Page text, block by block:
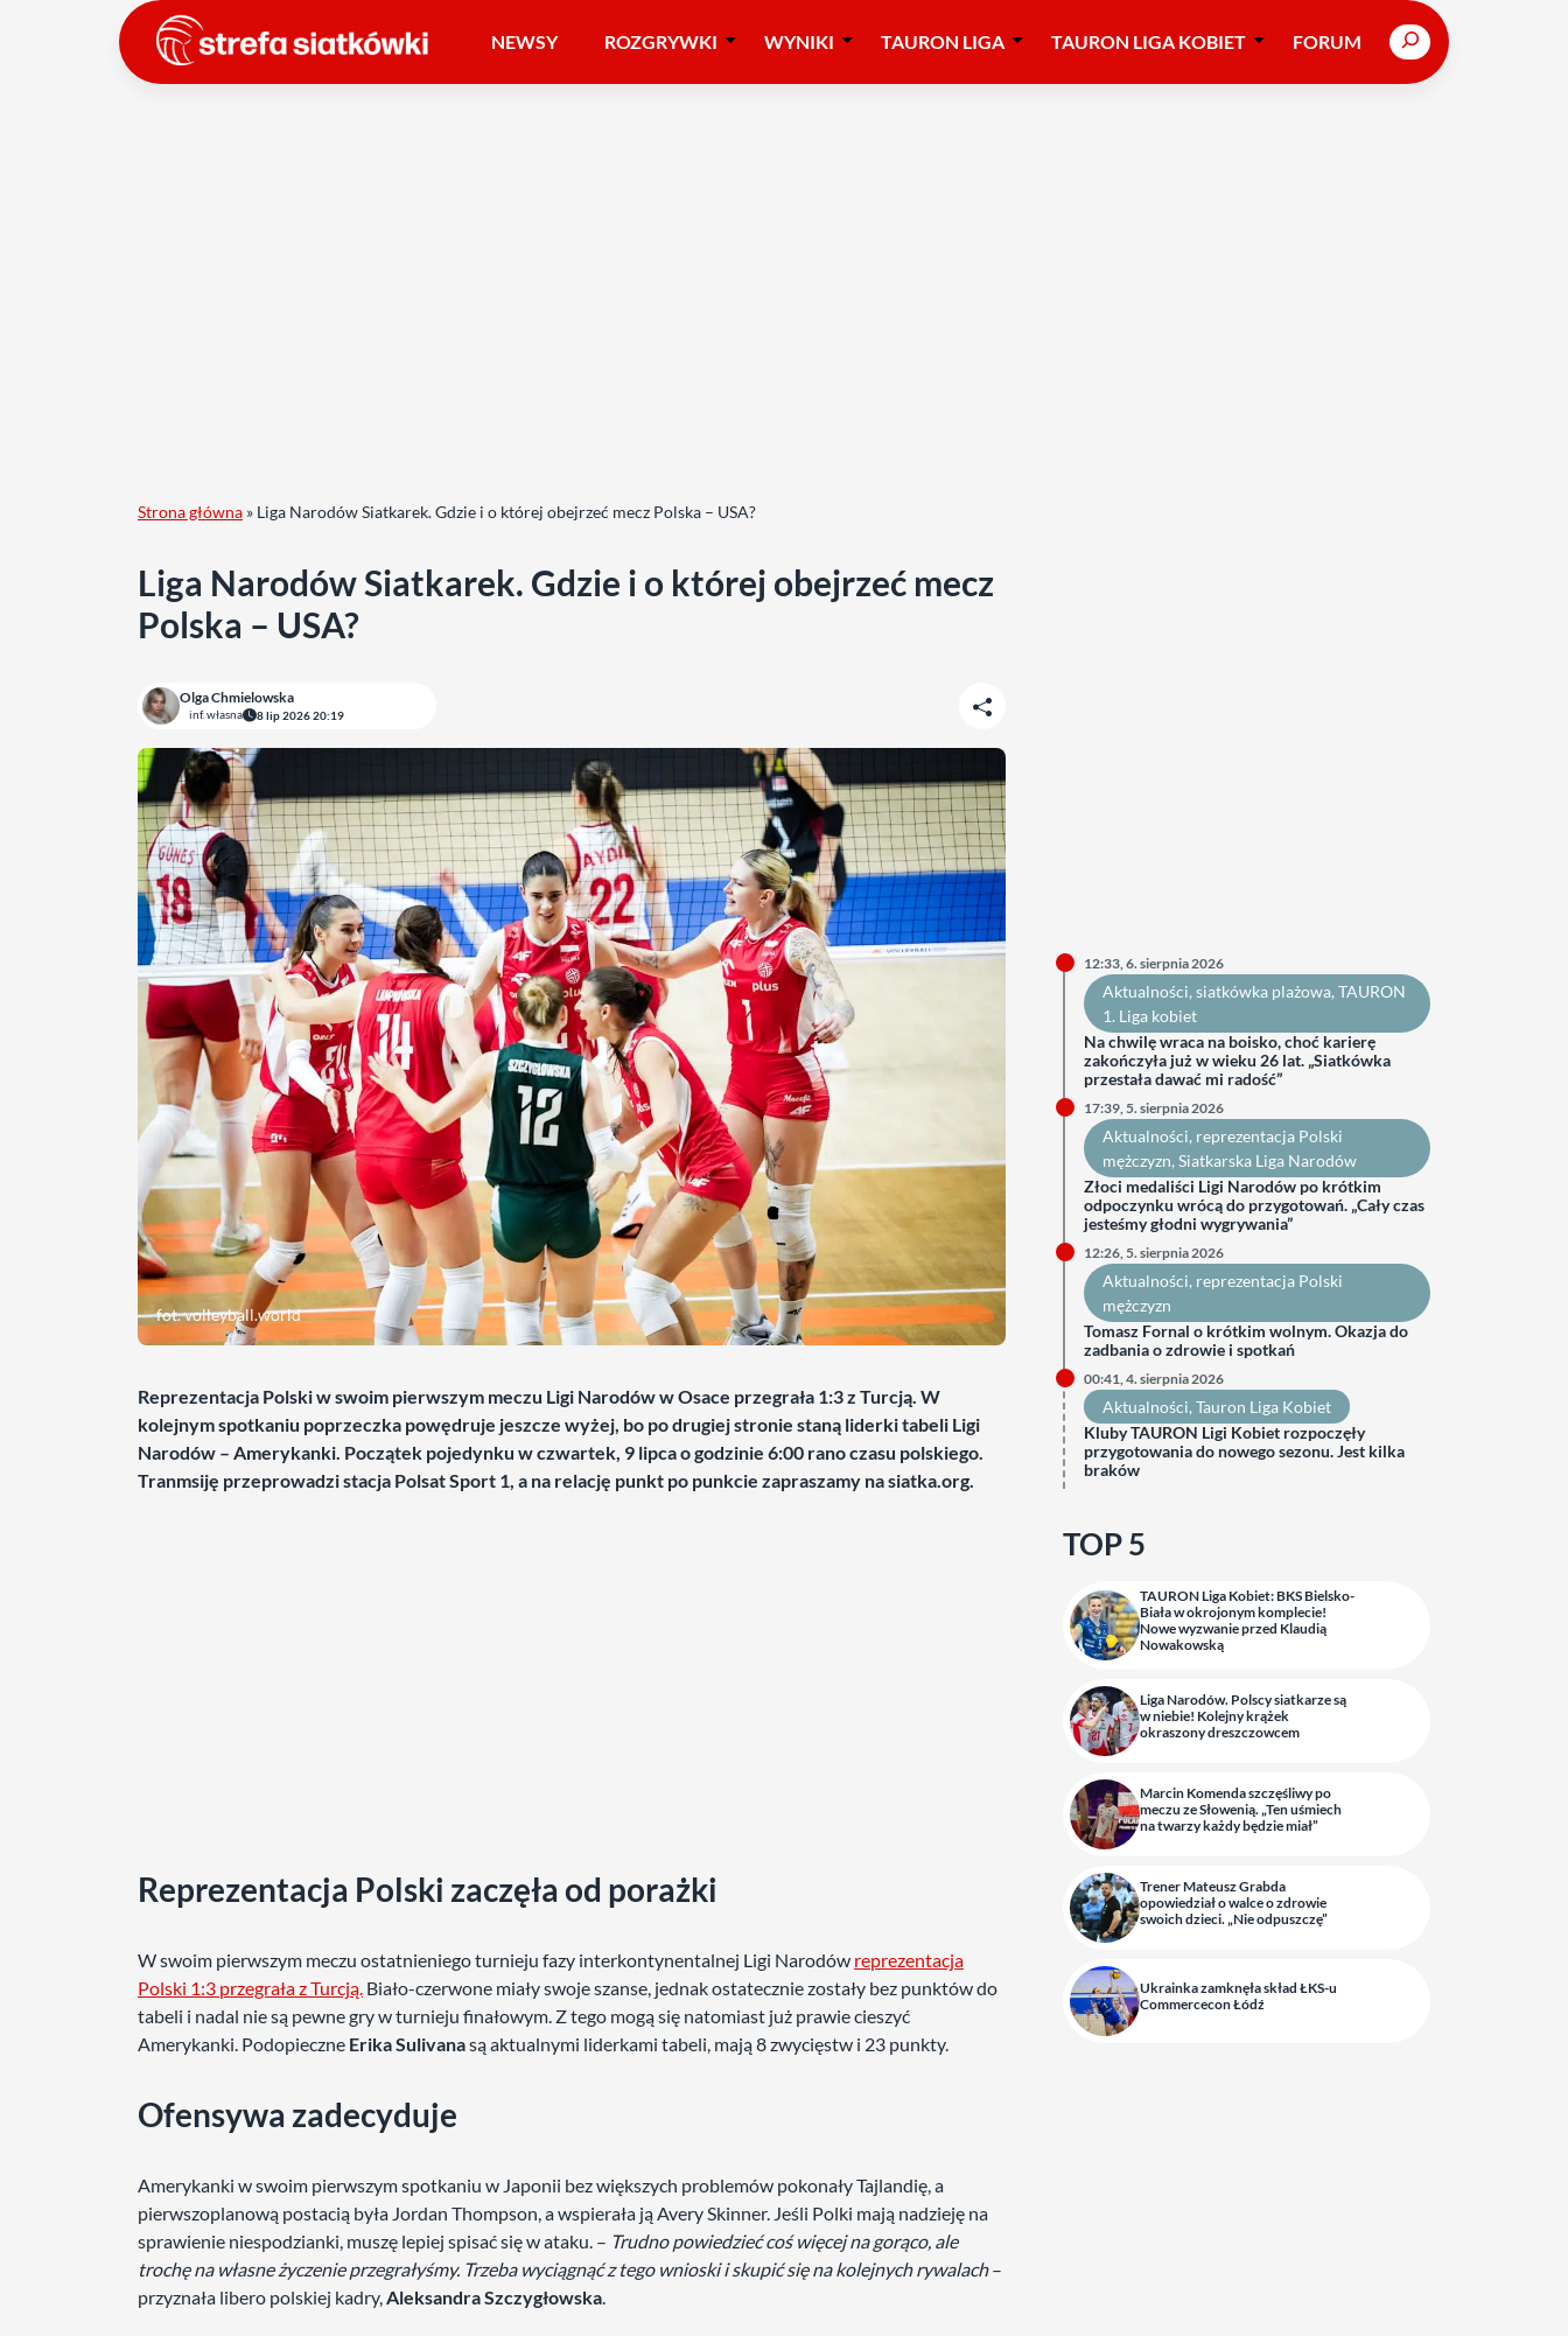
NEWSY ROZGRYWKI WYNIKI TAURON LIGA TAURON LIGA KOBIET FORUM Search
Strona główna » Liga Narodów Siatkarek. Gdzie i o której obejrzeć mecz Polska – USA?
Liga Narodów Siatkarek. Gdzie i o której obejrzeć mecz
Polska – USA?
Olga Chmielowska
inf. własna 8 lip 2026 20:19
fot. volleyball.world
Reprezentacja Polski w swoim pierwszym meczu Ligi Narodów w Osace przegrała 1:3 z Turcją. W
kolejnym spotkaniu poprzeczka powędruje jeszcze wyżej, bo po drugiej stronie staną liderki tabeli Ligi
Narodów – Amerykanki. Początek pojedynku w czwartek, 9 lipca o godzinie 6:00 rano czasu polskiego.
Tranmsiję przeprowadzi stacja Polsat Sport 1, a na relację punkt po punkcie zapraszamy na siatka.org.
Reprezentacja Polski zaczęła od porażki
W swoim pierwszym meczu ostatnieniego turnieju fazy interkontynentalnej Ligi Narodów reprezentacja
Polski 1:3 przegrała z Turcją. Biało-czerwone miały swoje szanse, jednak ostatecznie zostały bez punktów do
tabeli i nadal nie są pewne gry w turnieju finałowym. Z tego mogą się natomiast już prawie cieszyć
Amerykanki. Podopieczne Erika Sulivanasą aktualnymi liderkami tabeli, mają 8 zwycięstw i 23 punkty.
Ofensywa zadecyduje
Amerykanki w swoim pierwszym spotkaniu w Japonii bez większych problemów pokonały Tajlandię, a
pierwszoplanową postacią była Jordan Thompson, a wspierała ją Avery Skinner. Jeśli Polki mają nadzieję na
sprawienie niespodzianki, muszę lepiej spisać się w ataku. – Trudno powiedzieć coś więcej na gorąco, ale
trochę na własne życzenie przegrałyśmy. Trzeba wyciągnąć z tego wnioski i skupić się na kolejnych rywalach–
przyznała libero polskiej kadry,Aleksandra Szczygłowska.
12:33, 6. sierpnia 2026
Aktualności, siatkówka plażowa, TAURON
1. Liga kobiet
Na chwilę wraca na boisko, choć karierę
zakończyła już w wieku 26 lat. „Siatkówka
przestała dawać mi radość”
17:39, 5. sierpnia 2026
Aktualności, reprezentacja Polski
mężczyzn, Siatkarska Liga Narodów
Złoci medaliści Ligi Narodów po krótkim
odpoczynku wrócą do przygotowań. „Cały czas
jesteśmy głodni wygrywania”
12:26, 5. sierpnia 2026
Aktualności, reprezentacja Polski
mężczyzn
Tomasz Fornal o krótkim wolnym. Okazja do
zadbania o zdrowie i spotkań
00:41, 4. sierpnia 2026
Aktualności, Tauron Liga Kobiet
Kluby TAURON Ligi Kobiet rozpoczęły
przygotowania do nowego sezonu. Jest kilka
braków
TOP 5
TAURON Liga Kobiet: BKS Bielsko-
Biała w okrojonym komplecie!
Nowe wyzwanie przed Klaudią
Nowakowską
Liga Narodów. Polscy siatkarze są
w niebie! Kolejny krążek
okraszony dreszczowcem
Marcin Komenda szczęśliwy po
meczu ze Słowenią. „Ten uśmiech
na twarzy każdy będzie miał”
Trener Mateusz Grabda
opowiedział o walce o zdrowie
swoich dzieci. „Nie odpuszczę”
Ukrainka zamknęła skład ŁKS-u
Commercecon Łódź